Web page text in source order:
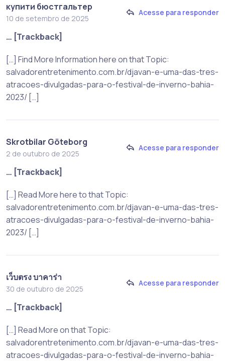
купити бюстгальтер
10 de setembro de 2025
Acesse para responder
… [Trackback]
[…] Find More Information here on that Topic:
salvadorentretenimento.com.br/djavan-e-uma-das-tres-
atracoes-divulgadas-para-o-festival-de-inverno-bahia-
2023/ […]
Skrotbilar Göteborg
2 de outubro de 2025
Acesse para responder
… [Trackback]
[…] Read More here to that Topic:
salvadorentretenimento.com.br/djavan-e-uma-das-tres-
atracoes-divulgadas-para-o-festival-de-inverno-bahia-
2023/ […]
เว็บตรง บาคาร่า
30 de outubro de 2025
Acesse para responder
… [Trackback]
[…] Read More on that Topic:
salvadorentretenimento.com.br/djavan-e-uma-das-tres-
atracoes-divulgadas-para-o-festival-de-inverno-bahia-